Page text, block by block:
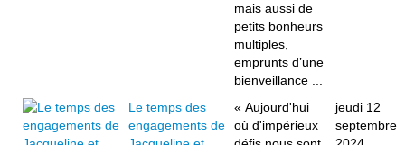
mais aussi de
petits bonheurs
multiples,
emprunts d’une
bienveillance ...
Le temps des
engagements de
« Aujourd'hui
où d'impérieux
jeudi 12
septembre